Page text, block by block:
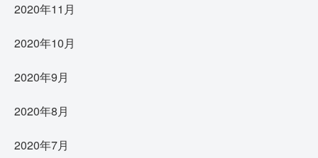
2020年11月
2020年10月
2020年9月
2020年8月
2020年7月